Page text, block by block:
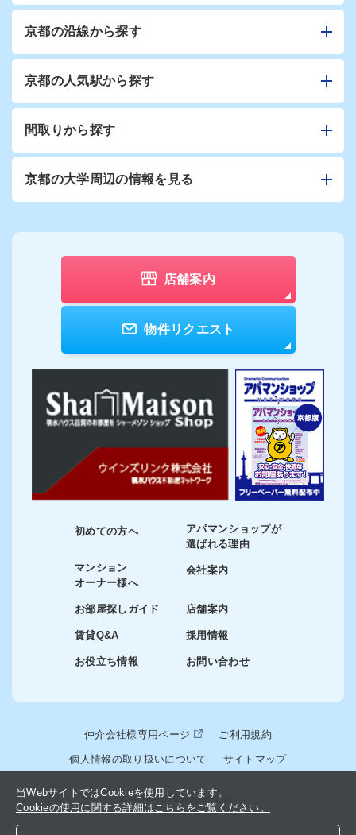
京都の沿線から探す
京都の人気駅から探す
間取りから探す
京都の大学周辺の情報を見る
店舗案内
物件リクエスト
初めての方へ
マンション
オーナー様へ
お部屋探しガイド
賃貸Q&A
お役立ち情報
アパマンショップが
選ばれる理由
会社案内
店舗案内
採用情報
お問い合わせ
仲介会社様専用ページ ご利用規約
個人情報の取り扱いについて サイトマップ
© 2024-2026 winslink Inc.
当WebサイトではCookieを使用しています。
Cookieの使用に関する詳細はこちらをご覧ください。